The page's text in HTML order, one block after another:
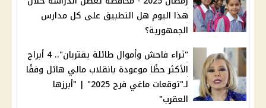
هذا اليوم هل التطبيق على كل مدارس
الجمهورية؟
"ثراء فاحش وأموال طائلة يقتربان".. 4 أبراج
الأكثر حظًا موعودة بانقلاب مالي هائل وفقًا
لـ"توقعات ماغي فرح 2025" | "أبرزها
العقرب"